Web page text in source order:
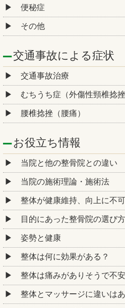
便秘症
その他
交通事故による症状
交通事故治療
むちうち症（外傷性頸椎捻挫
腰椎捻挫（腰痛）
お役立ち情報
当院と他の整骨院との違い
当院の施術理論・施術法
整体が健康維持、向上に不
目的にあった整骨院の選び方
姿勢と健康
整体は何に効果がある？
整体は痛みがありそうで不安
整体とマッサージに違いは